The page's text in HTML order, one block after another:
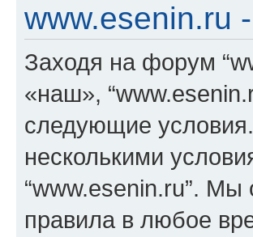
www.esenin.ru
Заходя на форум
«наш»,
следующие
несколькими
“www.esenin.ru”. Мы
правила в любое